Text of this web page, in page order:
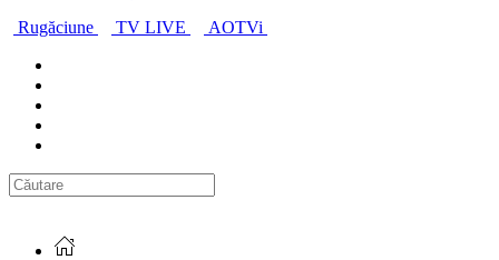
Rugăciune
TV LIVE AOTVi